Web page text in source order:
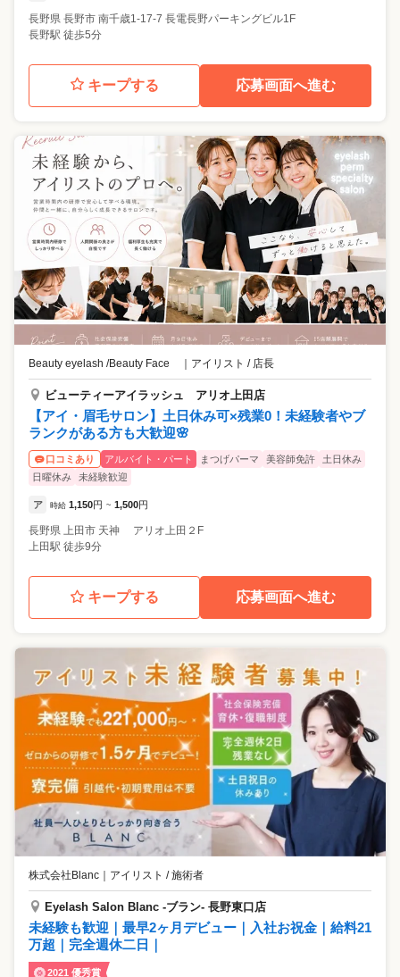
長野県 長野市 南千歳1-17-7 長電長野パーキングビル1F
長野駅 徒歩5分
キープする 応募画面へ進む
Beauty eyelash /Beauty Face アイリスト / 店長
ビューティーアイラッシュ アリオ上田店
【アイ・眉毛サロン】土日休み可×残業0！未経験者やブ
ランクがある方も大歓迎🌸
口コミあり アルバイト・パート まつげパーマ 美容師免許
土日休み
日曜休み
未経験歓迎
ア 時給 1,150円 ~ 1,500円
長野県 上田市 天神 アリオ上田２F
上田駅 徒歩9分
キープする 応募画面へ進む
株式会社Blanc アイリスト / 施術者
Eyelash Salon Blanc -ブラン- 長野東口店
未経験も歓迎｜最早2ヶ月デビュー｜入社お祝金｜給料21
万超｜完全週休二日｜
2021 優秀賞